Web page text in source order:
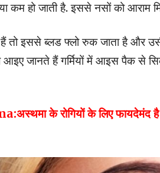
कम हो जाती है. इससे नसों को आराम
तो इससे ब्‍लड फ्लो रुक जाता है और
जानते हैं गर्मियों में आइस पैक से
के रोगियों के लिए फायदेमंद है ये